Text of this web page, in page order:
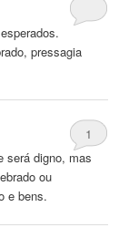
, pressagia
1
será digno, mas
ou
e bens.